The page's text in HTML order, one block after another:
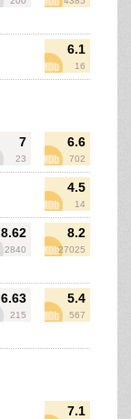
6.1
16
7
23
6.6
702
4.5
14
8.62
2840
8.2
27025
6.63
215
5.4
567
7.1